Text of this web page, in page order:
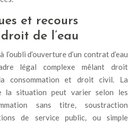
et recours
de l’eau
d’ouverture d’un contrat d’eau
légal complexe mêlant droit
consommation et droit civil. La
la situation peut varier selon les
sans titre, soustraction
de service public, ou simple